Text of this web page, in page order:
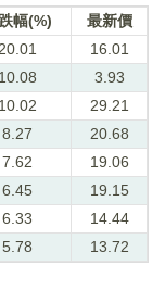
幅(%)
最新價
20.01
16.01
10.08
3.93
10.02
29.21
8.27
20.68
7.62
19.06
6.45
19.15
6.33
14.44
5.78 13.72